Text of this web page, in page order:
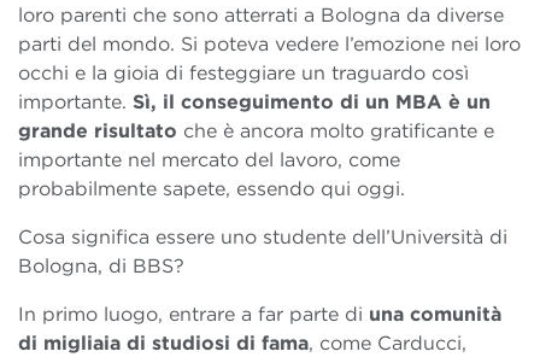
loro parenti che sono atterrati a Bologna da diverse
parti del mondo. Si poteva vedere l’emozione nei loro
occhi e la gioia di festeggiare un traguardo così
importante. Sì, il conseguimento di un MBA è un
grande risultato che è ancora molto gratificante e
importante nel mercato del lavoro, come
probabilmente sapete, essendo qui oggi.
Cosa significa essere uno studente dell’Università di
Bologna, di BBS?
In primo luogo, entrare a far parte di una comunità
di migliaia di studiosi di fama, come Carducci,